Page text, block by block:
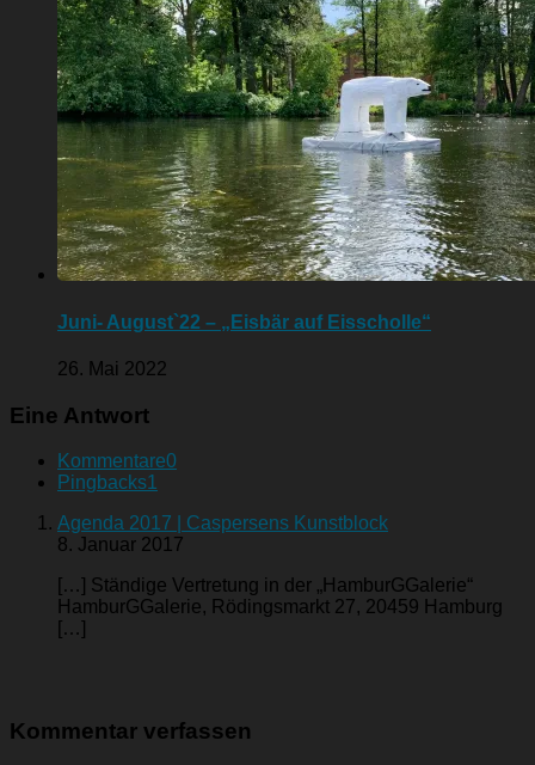
Juni- August`22 – „Eisbär auf Eisscholle“
26. Mai 2022
Eine Antwort
Kommentare0
Pingbacks1
Agenda 2017 | Caspersens Kunstblock
8. Januar 2017
[…] Ständige Vertretung in der „HamburGGalerie“
HamburGGalerie, Rödingsmarkt 27, 20459 Hamburg
[…]
Kommentar verfassen